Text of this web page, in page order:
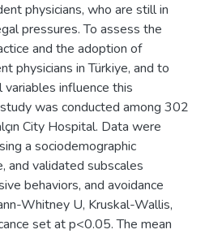
physicians, who are still in
pressures. To assess the
and the adoption of
physicians in Türkiye, and to
influence this
was conducted among 302
City Hospital. Data were
a sociodemographic
and validated subscales
behaviors, and avoidance
Whitney U, Kruskal-Wallis,
set at p<0.05. The mean